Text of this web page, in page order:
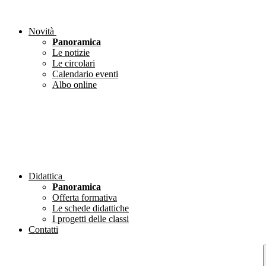
Novità
Panoramica
Le notizie
Le circolari
Calendario eventi
Albo online
Didattica
Panoramica
Offerta formativa
Le schede didattiche
I progetti delle classi
Contatti